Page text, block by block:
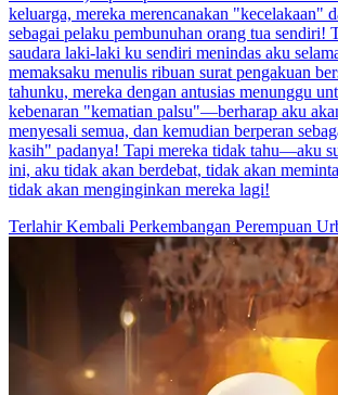
keluarga, mereka merencanakan "kecelakaan"
sebagai pelaku pembunuhan orang tua sendiri!
saudara laki-laki ku sendiri menindas aku
memaksaku menulis ribuan surat pengakuan
tahunku, mereka dengan antusias menunggu
kebenaran "kematian palsu"—berharap aku
menyesali semua, dan kemudian berperan
kasih" padanya! Tapi mereka tidak tahu—aku
ini, aku tidak akan berdebat, tidak akan
tidak akan menginginkan mereka lagi!
Terlahir Kembali Perkembangan Perempuan